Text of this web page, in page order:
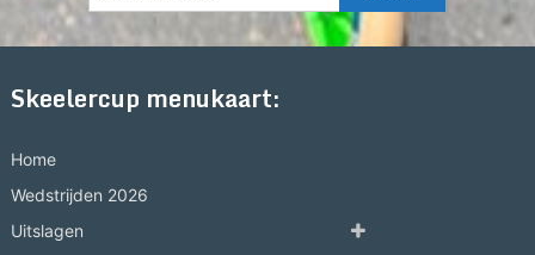
Skeelercup menukaart:
Home
Wedstrijden 2026
Uitslagen